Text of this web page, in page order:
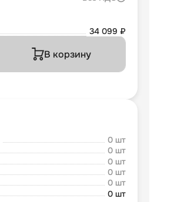
34 099 ₽
В корзину
0 шт
0 шт
0 шт
0 шт
0 шт
0 шт